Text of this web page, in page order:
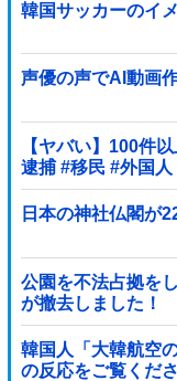
韓国サッカーのイ
声優の声でAI動画
【ヤバい】100件
逮捕 #移民 #外国人
日本の神社仏閣が
公園を不法占拠を
が撤去しました！
韓国人「大韓航空
の反応をご覧くだ